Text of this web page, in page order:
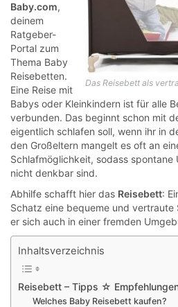
Das Reisebett als
Baby.com,
deinem
Ratgeber-
Portal zum
Thema Baby
Reisebetten.
Eine Reise mit
Babys oder Kleinkindern ist für alle
verbunden. Das beginnt schon mit
eigentlich schlafen soll, wenn ihr in
den Großeltern mangelt es oft an
Schlafmöglichkeit, sodass
nicht denkbar sind.
Abhilfe schafft hier das Reisebett:
Schatz eine bequeme und
er sich auch in einer fremden
Inhaltsverzeichnis
Reisebett – Tipps ☆
Welches Baby Reisebett kaufen?